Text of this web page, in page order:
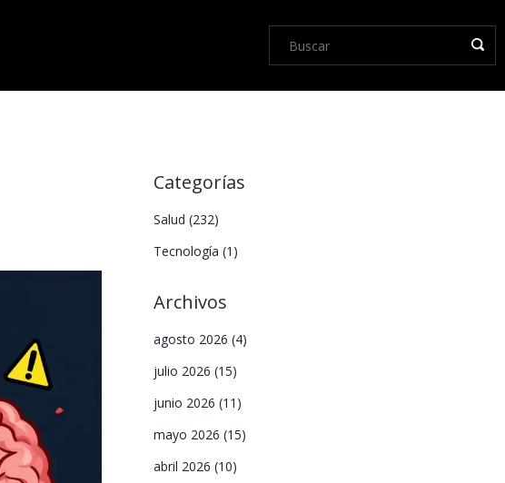
Categorías
Salud (232)
Tecnología (1)
Archivos
agosto 2026 (4)
julio 2026 (15)
junio 2026 (11)
mayo 2026 (15)
abril 2026 (10)